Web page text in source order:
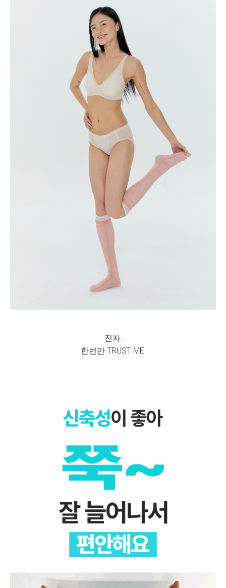
진자.
한번만 TRUST ME.